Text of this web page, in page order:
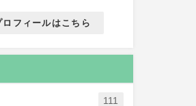
ロフィールはこちら
111